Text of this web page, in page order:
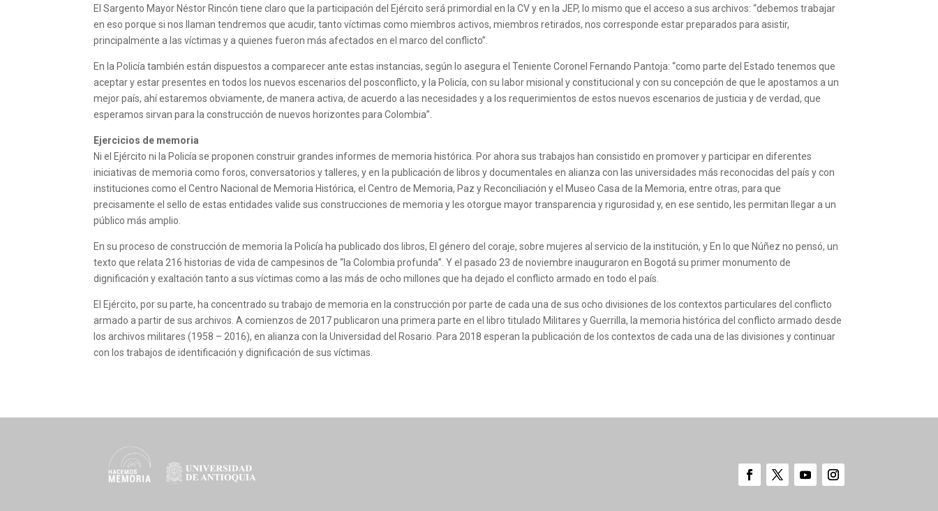
El Sargento Mayor Néstor Rincón tiene claro que la participación del Ejército será primordial en la CV y en la JEP, lo mismo que el acceso a sus archivos: “debemos trabajar
en eso porque si nos llaman tendremos que acudir, tanto víctimas como miembros activos, miembros retirados, nos corresponde estar preparados para asistir,
principalmente a las víctimas y a quienes fueron más afectados en el marco del conflicto”.
En la Policía también están dispuestos a comparecer ante estas instancias, según lo asegura el Teniente Coronel Fernando Pantoja: “como parte del Estado tenemos que
aceptar y estar presentes en todos los nuevos escenarios del posconflicto, y la Policía, con su labor misional y constitucional y con su concepción de que le apostamos a un
mejor país, ahí estaremos obviamente, de manera activa, de acuerdo a las necesidades y a los requerimientos de estos nuevos escenarios de justicia y de verdad, que
esperamos sirvan para la construcción de nuevos horizontes para Colombia”.
Ejercicios de memoria
Ni el Ejército ni la Policía se proponen construir grandes informes de memoria histórica. Por ahora sus trabajos han consistido en promover y participar en diferentes
iniciativas de memoria como foros, conversatorios y talleres, y en la publicación de libros y documentales en alianza con las universidades más reconocidas del país y con
instituciones como el Centro Nacional de Memoria Histórica, el Centro de Memoria, Paz y Reconciliación y el Museo Casa de la Memoria, entre otras, para que
precisamente el sello de estas entidades valide sus construcciones de memoria y les otorgue mayor transparencia y rigurosidad y, en ese sentido, les permitan llegar a un
público más amplio.
En su proceso de construcción de memoria la Policía ha publicado dos libros, El género del coraje, sobre mujeres al servicio de la institución, y En lo que Núñez no pensó, un
texto que relata 216 historias de vida de campesinos de “la Colombia profunda”. Y el pasado 23 de noviembre inauguraron en Bogotá su primer monumento de
dignificación y exaltación tanto a sus víctimas como a las más de ocho millones que ha dejado el conflicto armado en todo el país.
El Ejército, por su parte, ha concentrado su trabajo de memoria en la construcción por parte de cada una de sus ocho divisiones de los contextos particulares del conflicto
armado a partir de sus archivos. A comienzos de 2017 publicaron una primera parte en el libro titulado Militares y Guerrilla, la memoria histórica del conflicto armado desde
los archivos militares (1958 – 2016), en alianza con la Universidad del Rosario. Para 2018 esperan la publicación de los contextos de cada una de las divisiones y continuar
con los trabajos de identificación y dignificación de sus víctimas.